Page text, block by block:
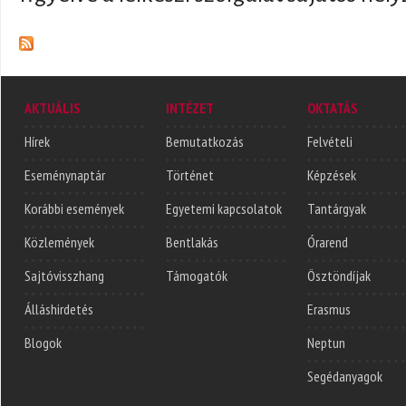
AKTUÁLIS
Hírek
Eseménynaptár
Korábbi események
Közlemények
Sajtóvisszhang
Álláshirdetés
Blogok
INTÉZET
Bemutatkozás
Történet
Egyetemi kapcsolatok
Bentlakás
Támogatók
OKTATÁS
Felvételi
Képzések
Tantárgyak
Órarend
Ösztöndíjak
Erasmus
Neptun
Segédanyagok